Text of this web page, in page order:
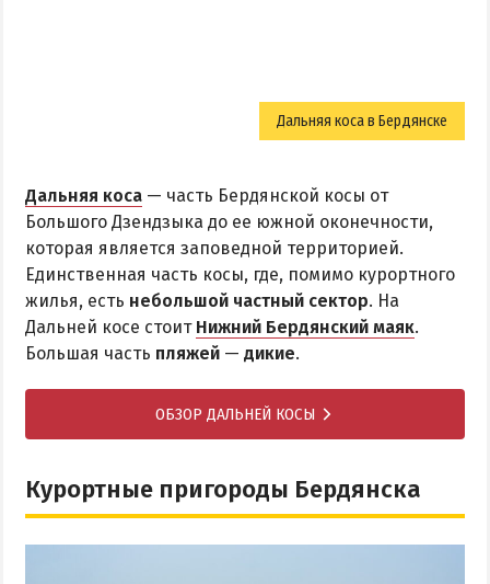
Дальняя коса в Бердянске
Дальняя коса — часть Бердянской косы от
Большого Дзендзыка до ее южной оконечности,
которая является заповедной территорией.
Единственная часть косы, где, помимо курортного
жилья, есть небольшой частный сектор. На
Дальней косе стоит Нижний Бердянский маяк.
Большая часть пляжей — дикие.
ОБЗОР ДАЛЬНЕЙ КОСЫ
Курортные пригороды Бердянска